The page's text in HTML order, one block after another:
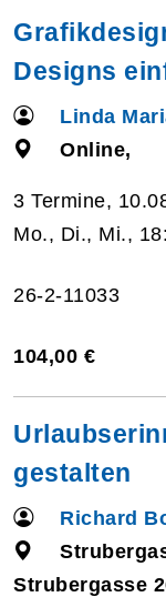
Designs
Linda
Online,
3 Termine,
Mo., Di., Mi.,
26-2-11033
104,00 €
gestalten
Richard
Strubergasse